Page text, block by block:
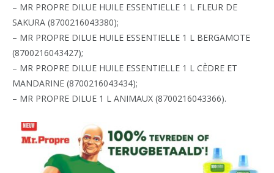
– MR PROPRE DILUE HUILE ESSENTIELLE 1 L FLEUR DE
SAKURA (8700216043380);
– MR PROPRE DILUE HUILE ESSENTIELLE 1 L BERGAMOTE
(8700216043427);
– MR PROPRE DILUE HUILE ESSENTIELLE 1 L CÈDRE ET
MANDARINE (8700216043434);
– MR PROPRE DILUE 1 L ANIMAUX (8700216043366).